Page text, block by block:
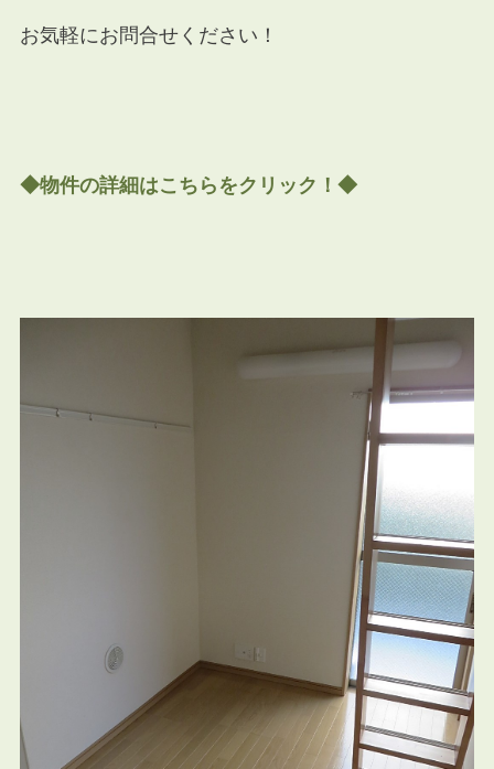
お気軽にお問合せください！
◆物件の詳細はこちらをクリック！◆